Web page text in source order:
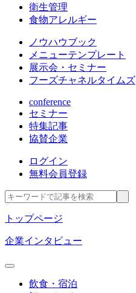
衛生管理
食物アレルギー
ノウハウブック
メニューテンプレート
展示会・セミナー
フーズチャネルタイムズ
conference
セミナー
特集記事
協賛企業
ログイン
無料会員登録
トップページ
企業インタビュー
飲食・宿泊